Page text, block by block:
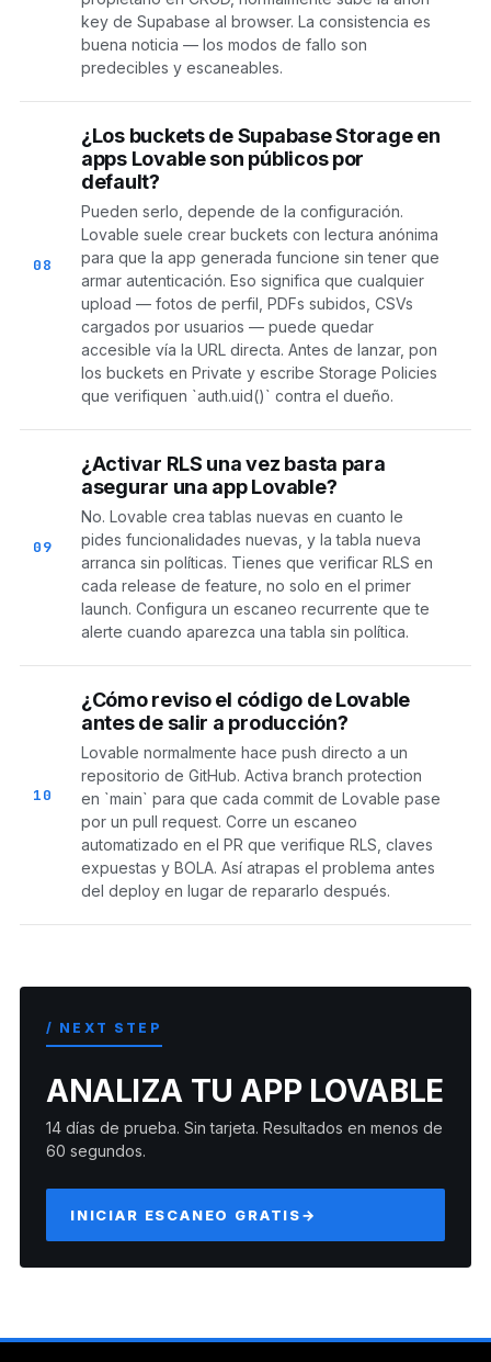
key de Supabase al browser. La consistencia es
buena noticia — los modos de fallo son
predecibles y escaneables.
08
¿Los buckets de Supabase Storage en
apps Lovable son públicos por
default?
Pueden serlo, depende de la configuración.
Lovable suele crear buckets con lectura anónima
para que la app generada funcione sin tener que
armar autenticación. Eso significa que cualquier
upload — fotos de perfil, PDFs subidos, CSVs
cargados por usuarios — puede quedar
accesible vía la URL directa. Antes de lanzar, pon
los buckets en Private y escribe Storage Policies
que verifiquen `auth.uid()` contra el dueño.
09
¿Activar RLS una vez basta para
asegurar una app Lovable?
No. Lovable crea tablas nuevas en cuanto le
pides funcionalidades nuevas, y la tabla nueva
arranca sin políticas. Tienes que verificar RLS en
cada release de feature, no solo en el primer
launch. Configura un escaneo recurrente que te
alerte cuando aparezca una tabla sin política.
10
¿Cómo reviso el código de Lovable
antes de salir a producción?
Lovable normalmente hace push directo a un
repositorio de GitHub. Activa branch protection
en `main` para que cada commit de Lovable pase
por un pull request. Corre un escaneo
automatizado en el PR que verifique RLS, claves
expuestas y BOLA. Así atrapas el problema antes
del deploy en lugar de repararlo después.
/ NEXT STEP
ANALIZA TU APP LOVABLE
14 días de prueba. Sin tarjeta. Resultados en menos de
60 segundos.
INICIAR ESCANEO GRATIS→